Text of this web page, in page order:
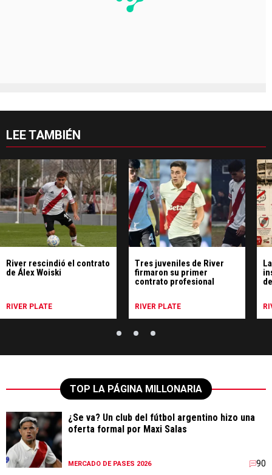
LEE TAMBIÉN
River rescindió el contrato
de Álex Woiski
RIVER PLATE
Tres juveniles de River
firmaron su primer
contrato profesional
RIVER PLATE
TOP LA PÁGINA MILLONARIA
¿Se va? Un club del fútbol argentino hizo una
oferta formal por Maxi Salas
MERCADO DE PASES 2026 90